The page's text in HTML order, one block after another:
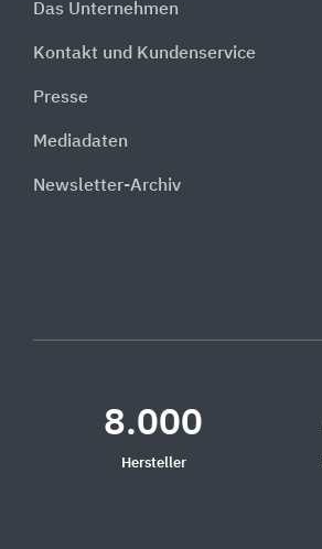
Das Unternehmen
Kontakt und Kundenservice
Presse
Mediadaten
Newsletter-Archiv
8.000
Hersteller